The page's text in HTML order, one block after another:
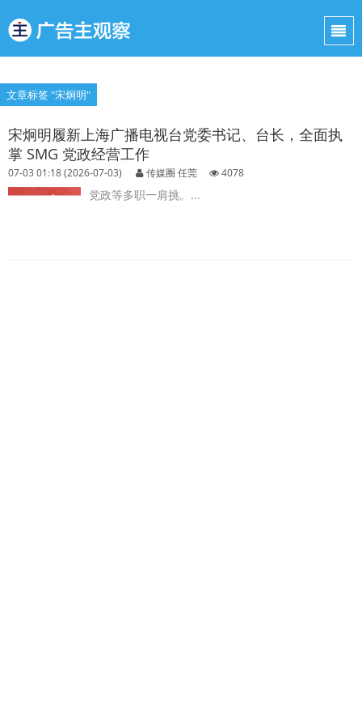
文章标签 "宋炯明"
宋炯明履新上海广播电视台党委书记、台长，全面执
掌 SMG 党政经营工作
07-03 01:18 (2026-07-03) 传媒圈 任莞 4078
党政等多职一肩挑。...